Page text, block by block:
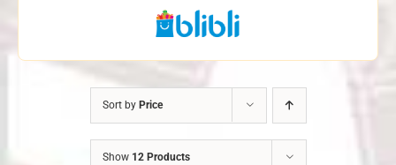
Sort by Price
Show 12 Products